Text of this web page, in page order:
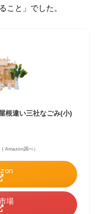
こと」でした。
根違い三社なごみ(小)
Amazon調べ）
場